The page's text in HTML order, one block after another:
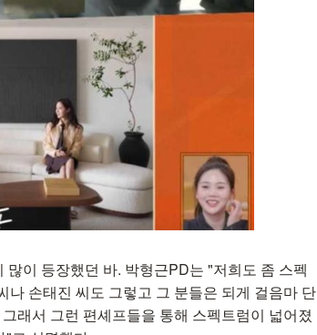
이 등장했던 바. 박형근PD는 "저희도 좀 스펙
손태진 씨도 그렇고 그 분들은 되게 걸음마 단
래서 그런 편셰프들을 통해 스펙트럼이 넓어졌